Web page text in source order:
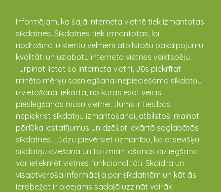
Informējam, ka šajā interneta vietnē tiek izmantotas
sīkdatnes. Sīkdatnes tiek izmantotas, lai
nodrošinātu klientu vēlmēm atbilstošu pakalpojumu
kvalitāti un uzlabotu interneta vietnes veiktspēju.
Turpinot lietot šo interneta vietni, Jūs piekrītat
minēto mērķu sasniegšanai nepieciešamo sīkdatņu
izvietošanai iekārtā, no kuras esat veicis
pieslēgšanos mūsu vietnei. Jums ir tiesības
nepiekrist sīkdatņu izmantošanai, atbilstoši mainot
pārlūka iestatījumus un dzēšot iekārtā saglabātās
sīkdatnes. Lūdzu pievērsiet uzmanību, ka atsevišķu
sīkdatņu dzēšana un to izmantošanas aizliegšana
var ietekmēt vietnes funkcionalitāti. Skaidra un
visaptveroša informācija par sīkdatnēm un kāt ās
ierobežot ir pieejams sadaļā uzzināt vairāk.
kandava.lv
PASĀKUMU
KALENDĀRS